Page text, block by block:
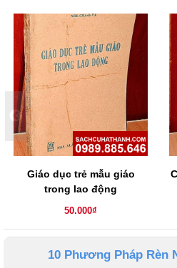
Giáo dục trẻ mẫu giáo
trong lao động
50.000₫
10 Phương Pháp Rèn